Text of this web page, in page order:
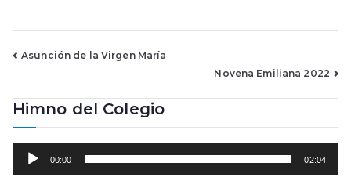
Navegación
de
entradas
Asunción de la Virgen María
Novena Emiliana 2022
Himno del Colegio
00:00 02:04